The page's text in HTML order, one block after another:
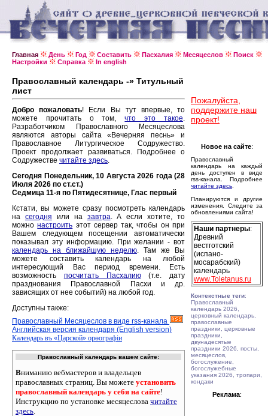
Главная День Год Составить Пасхалия Месяцеслов
Поиск
Настройки
Справка In english
Православный календарь -» Титульный
лист
Добро пожаловать! Если Вы тут впервые, то
можете прочитать о том,что это такое.
Разработчиком Православного Месяцеслова
являются авторы сайта «Вечерняя песнь» и
Православное Литургическое Содружество.
Проект продолжает развиваться. Подробнее о
Содружестве читайте здесь.
Сегодня Понедельник, 10 Августа 2026 года (28
Июля 2026 по ст.ст.)
Седмица 11-я по Пятидесятнице, Глас первый
Кстати, вы можете сразу посмотреть календарь
на сегодня или на завтра. А если хотите, то
можнонастроить этот сервер так, чтобы он при
Вашем следующем посещении автоматически
показывал эту информацию. При желании - вот
календарь на ближайшую неделю. Там же Вы
можете составить календарь на любой
интересующий Вас период времени. Есть
возможность посчитать Пасхалию(т.е. дату
празднования Православной Пасхи и др.
зависящих от нее событий) на любой год.
Доступны также:
Православный Месяцеслов в виде rss-канала
Английская версия календаря (English version)
Календарь въ «Царской» орѳографiи
Православный календарь вашем сайте:
Вниманию вебмастеров и владельцев
православных страниц. Вы можете установить
православный календарь у себя на сайте!
Инструкцию по установке месяцеслова читайте
здесь.
Пожалуйста,
поддержите наш
проект!
Новое на сайте:
Православный
календарь на каждый
день доступен в виде
rss-канала. Подробнее
читайте здесь
Планируются и другие
изменения. Следите за
обновлениями сайта!
Наши партнеры:
Древний
вестготский
(испано-
мосарабский)
календарь
www.Toletanus.ru
Контекстные теги:
Православный
календарь 2026,
церковный календарь,
православные
праздники, церковные
праздники,
двунадесятые
праздники 2026, посты,
месяцеслов,
богослужение,
богослужебные
указания 2026, тропари,
кондаки
Реклама: